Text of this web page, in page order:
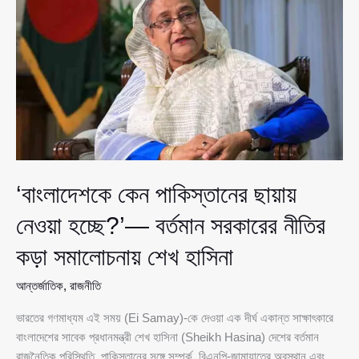
দিল্লিকে
১৩টি
চিঠি
পাঠানোর
‘বাংলাদেশকে কেন পাকিস্তানের ছায়ায়
নেওয়া হচ্ছে?’— বর্তমান সরকারের নীতির
কড়া সমালোচনায় শেখ হাসিনা
আন্তর্জাতিক, রাজনীতি
ভারতের গণমাধ্যম এই সময় (Ei Samay)-কে দেওয়া এক দীর্ঘ একান্ত সাক্ষাৎকারে
বাংলাদেশের সাবেক প্রধানমন্ত্রী শেখ হাসিনা (Sheikh Hasina) দেশের বর্তমান
রাজনৈতিক পরিস্থিতি, পাকিস্তানের সঙ্গে সম্পর্ক, বিএনপি-জামায়াতের অবস্থান এবং